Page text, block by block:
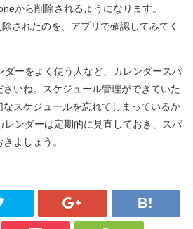
から削除されるようになります。
されたのを、アプリで確認してみてく
ダーをよく使う人など、カレンダースパ
さいね。スケジュール管理ができていた
スケジュールを忘れてしまっているか
レンダーは定期的に見直しておき、スパ
ましょう。